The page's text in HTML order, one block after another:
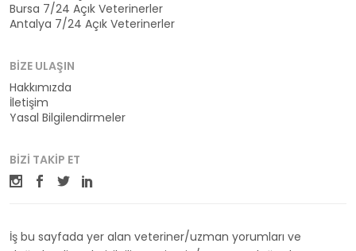
Bursa 7/24 Açık Veterinerler
Antalya 7/24 Açık Veterinerler
BIZE ULAŞIN
Hakkımızda
İletişim
Yasal Bilgilendirmeler
BIZI TAKIP ET
İş bu sayfada yer alan veteriner/uzman yorumları ve